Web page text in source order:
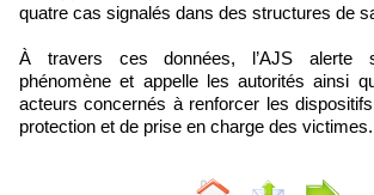
quatre cas signalés dans des structures de
À travers ces données, l’AJS alerte
phénomène et appelle les autorités ainsi
acteurs concernés à renforcer les
protection et de prise en charge des victimes.